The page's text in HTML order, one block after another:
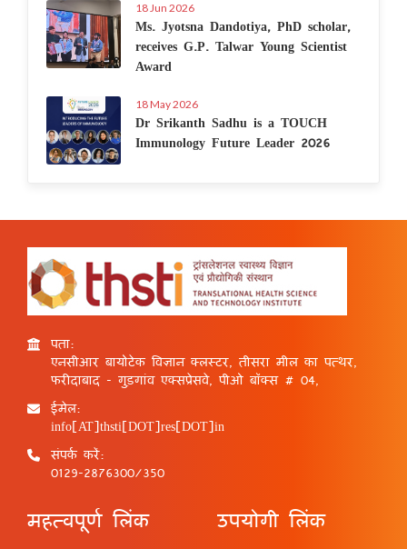
18 Jun 2026
Ms. Jyotsna Dandotiya, PhD scholar,
receives G.P. Talwar Young Scientist
Award
18 May 2026
Dr Srikanth Sadhu is a TOUCH
Immunology Future Leader 2026
पता:
एनसीआर बायोटेक विज्ञान क्लस्टर, तीसरा मील का पत्थर,
फरीदाबाद - गुड़गांव एक्सप्रेसवे, पीओ बॉक्स # 04,
ईमेल:
info[AT]thsti[DOT]res[DOT]in
संपर्क करें:
0129-2876300/350
महत्वपूर्ण लिंक उपयोगी लिंक